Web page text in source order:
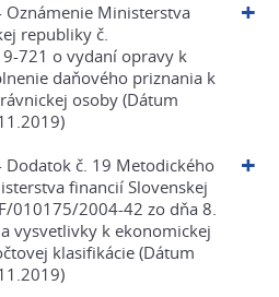
Oznámenie Ministerstva
republiky č.
721 o vydaní opravy k
daňového priznania k
osoby (Dátum
Dodatok č. 19 Metodického
financií Slovenskej
010175/2004-42 zo dňa 8.
vysvetlivky k ekonomickej
klasifikácie (Dátum